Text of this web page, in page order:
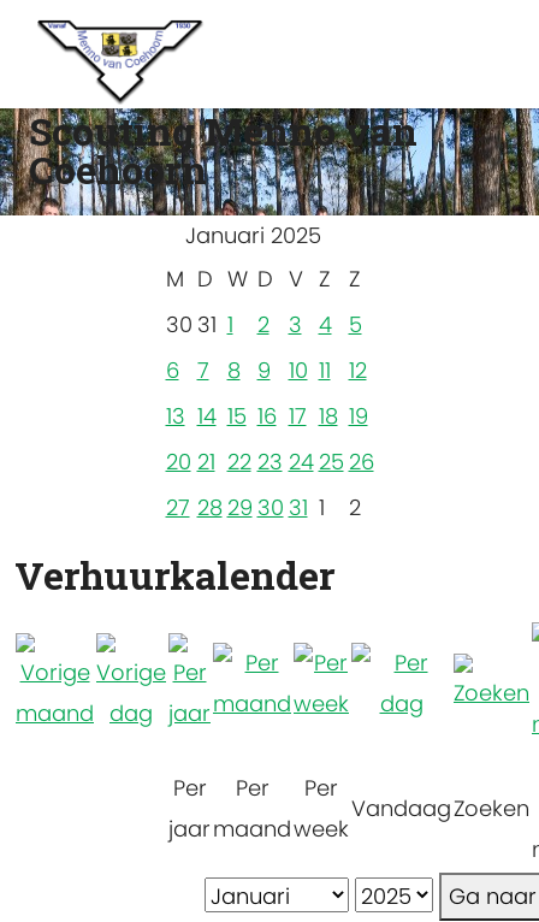
Scouting Menno van
Coehoorn
Januari 2025
M D W D V Z
Z
30 31 1 2 3 4
5
6
7 8 9 10 11
12
13 14 15 16 17 18 19
20 21 22 23 24 25 26
27 28 29 30 31 1 2
Verhuurkalender
Per
jaar
Per
maand
Per
week
VandaagZoeken
Ga